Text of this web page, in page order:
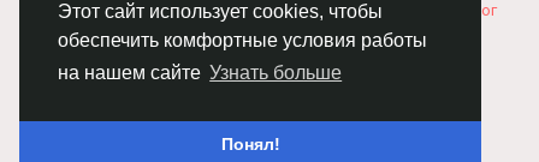
Этот сайт использует cookies, чтобы
обеспечить комфортные условия работы
на нашем сайте Узнать больше
Понял!
Политика Конфиденциальности
Свяжитесь с нами Каталог